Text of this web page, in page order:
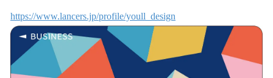
https://www.lancers.jp/profile/youll_design